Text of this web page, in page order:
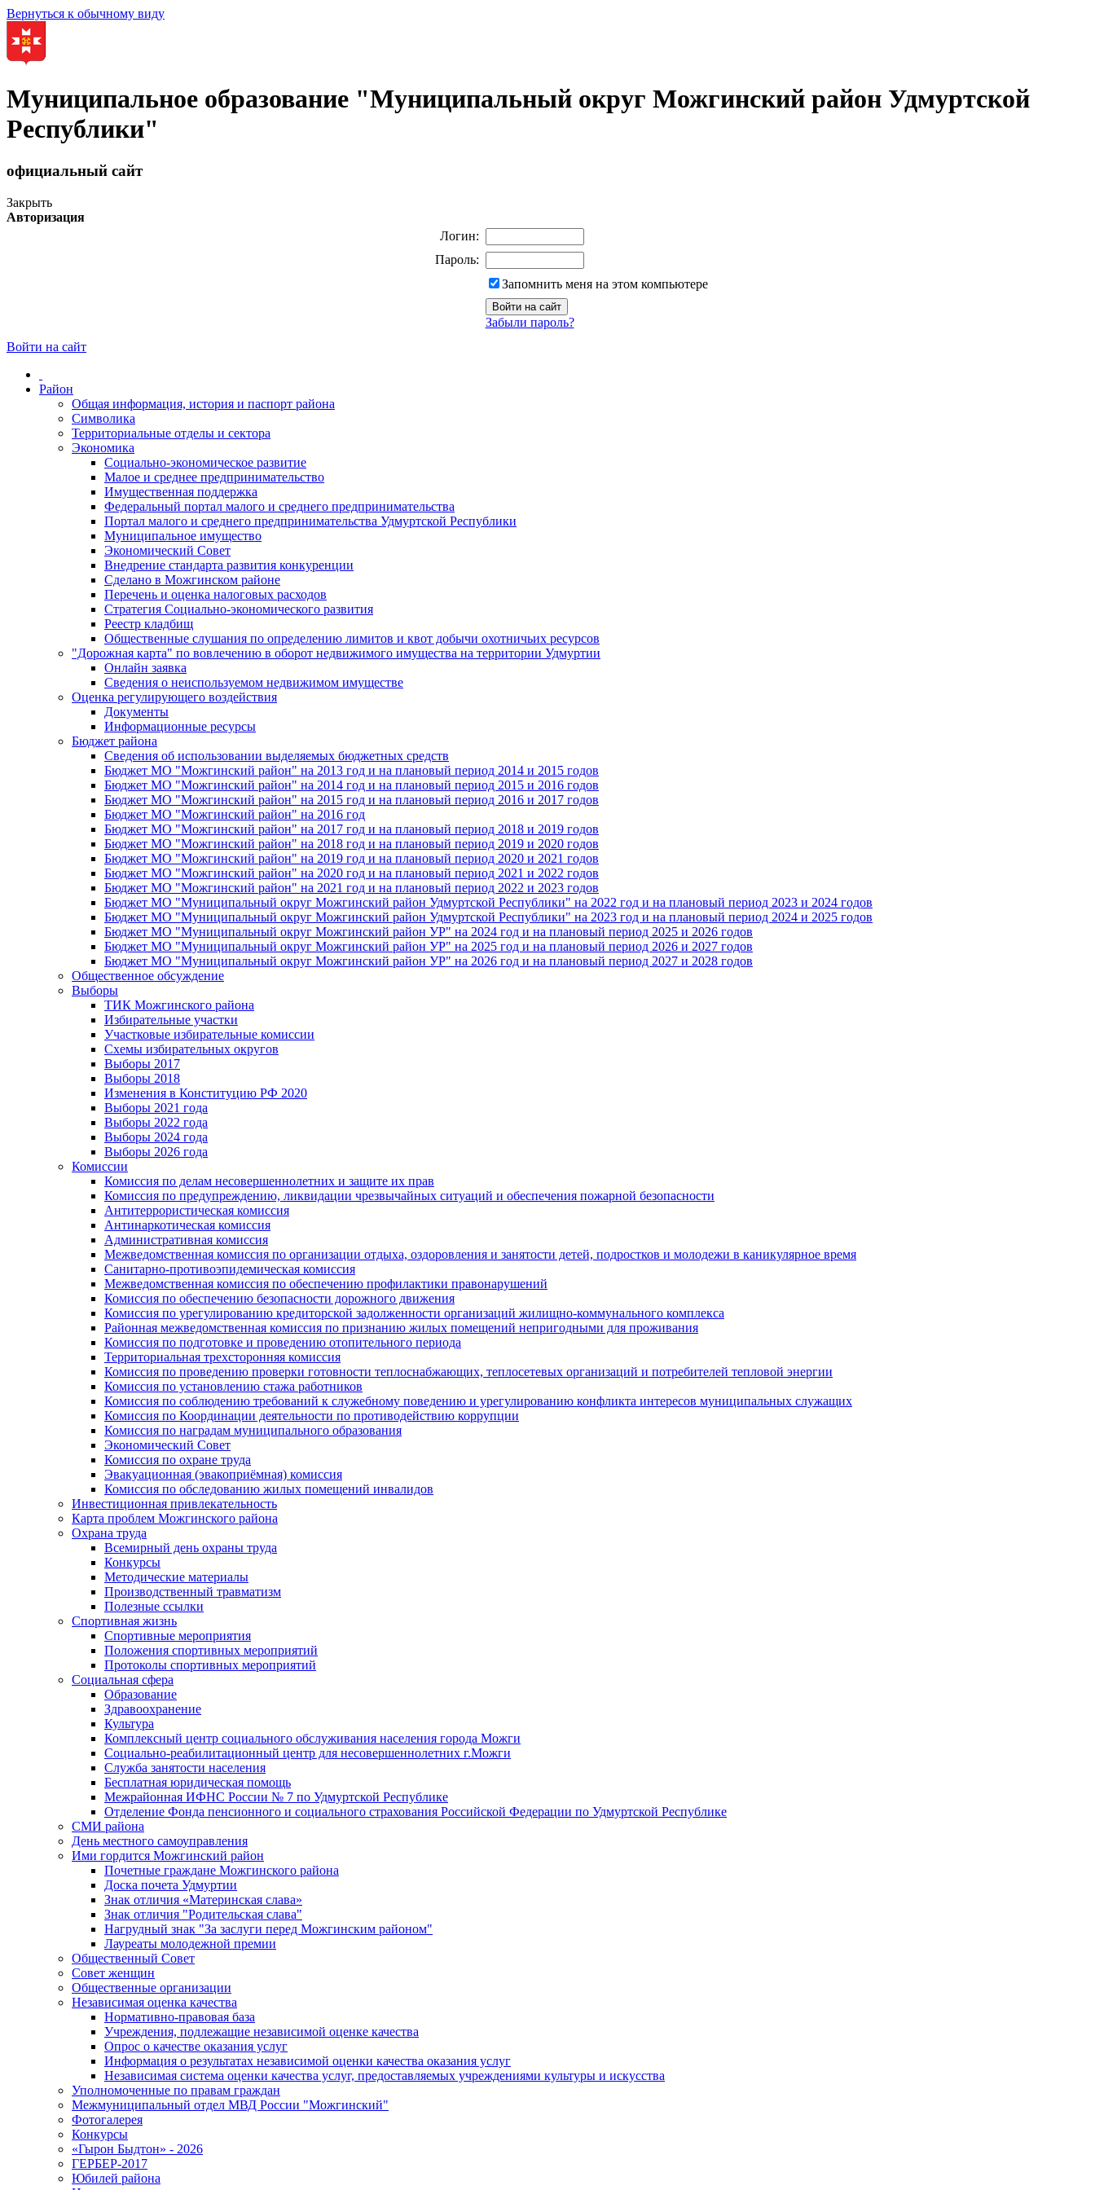
Вернуться к обычному виду
Муниципальное образование "Муниципальный округ Можгинский район Удмуртской
Республики"
официальный сайт
Закрыть
Авторизация
Логин:
Пароль:
Запомнить меня на этом компьютере
Забыли пароль?
Войти на сайт
Район
Общая информация, история и паспорт района
Символика
Территориальные отделы и сектора
Экономика
Социально-экономическое развитие
Малое и среднее предпринимательство
Имущественная поддержка
Федеральный портал малого и среднего предпринимательства
Портал малого и среднего предпринимательства Удмуртской Республики
Муниципальное имущество
Экономический Совет
Внедрение стандарта развития конкуренции
Сделано в Можгинском районе
Перечень и оценка налоговых расходов
Стратегия Социально-экономического развития
Реестр кладбищ
Общественные слушания по определению лимитов и квот добычи охотничьих ресурсов
"Дорожная карта" по вовлечению в оборот недвижимого имущества на территории Удмуртии
Онлайн заявка
Сведения о неиспользуемом недвижимом имуществе
Оценка регулирующего воздействия
Документы
Информационные ресурсы
Бюджет района
Сведения об использовании выделяемых бюджетных средств
Бюджет МО "Можгинский район" на 2013 год и на плановый период 2014 и 2015 годов
Бюджет МО "Можгинский район" на 2014 год и на плановый период 2015 и 2016 годов
Бюджет МО "Можгинский район" на 2015 год и на плановый период 2016 и 2017 годов
Бюджет МО "Можгинский район" на 2016 год
Бюджет МО "Можгинский район" на 2017 год и на плановый период 2018 и 2019 годов
Бюджет МО "Можгинский район" на 2018 год и на плановый период 2019 и 2020 годов
Бюджет МО "Можгинский район" на 2019 год и на плановый период 2020 и 2021 годов
Бюджет МО "Можгинский район" на 2020 год и на плановый период 2021 и 2022 годов
Бюджет МО "Можгинский район" на 2021 год и на плановый период 2022 и 2023 годов
Бюджет МО "Муниципальный округ Можгинский район Удмуртской Республики" на 2022 год и на плановый период 2023 и 2024 годов
Бюджет МО "Муниципальный округ Можгинский район Удмуртской Республики" на 2023 год и на плановый период 2024 и 2025 годов
Бюджет МО "Муниципальный округ Можгинский район УР" на 2024 год и на плановый период 2025 и 2026 годов
Бюджет МО "Муниципальный округ Можгинский район УР" на 2025 год и на плановый период 2026 и 2027 годов
Бюджет МО "Муниципальный округ Можгинский район УР" на 2026 год и на плановый период 2027 и 2028 годов
Общественное обсуждение
Выборы
ТИК Можгинского района
Избирательные участки
Участковые избирательные комиссии
Схемы избирательных округов
Выборы 2017
Выборы 2018
Изменения в Конституцию РФ 2020
Выборы 2021 года
Выборы 2022 года
Выборы 2024 года
Выборы 2026 года
Комиссии
Комиссия по делам несовершеннолетних и защите их прав
Комиссия по предупреждению, ликвидации чрезвычайных ситуаций и обеспечения пожарной безопасности
Антитеррористическая комиссия
Антинаркотическая комиссия
Административная комиссия
Межведомственная комиссия по организации отдыха, оздоровления и занятости детей, подростков и молодежи в каникулярное время
Санитарно-противоэпидемическая комиссия
Межведомственная комиссия по обеспечению профилактики правонарушений
Комиссия по обеспечению безопасности дорожного движения
Комиссия по урегулированию кредиторской задолженности организаций жилищно-коммунального комплекса
Районная межведомственная комиссия по признанию жилых помещений непригодными для проживания
Комиссия по подготовке и проведению отопительного периода
Территориальная трехсторонняя комиссия
Комиссия по проведению проверки готовности теплоснабжающих, теплосетевых организаций и потребителей тепловой энергии
Комиссия по установлению стажа работников
Комиссия по соблюдению требований к служебному поведению и урегулированию конфликта интересов муниципальных служащих
Комиссия по Координации деятельности по противодействию коррупции
Комиссия по наградам муниципального образования
Экономический Совет
Комиссия по охране труда
Эвакуационная (эвакоприёмная) комиссия
Комиссия по обследованию жилых помещений инвалидов
Инвестиционная привлекательность
Карта проблем Можгинского района
Охрана труда
Всемирный день охраны труда
Конкурсы
Методические материалы
Производственный травматизм
Полезные ссылки
Спортивная жизнь
Спортивные мероприятия
Положения спортивных мероприятий
Протоколы спортивных мероприятий
Социальная сфера
Образование
Здравоохранение
Культура
Комплексный центр социального обслуживания населения города Можги
Социально-реабилитационный центр для несовершеннолетних г.Можги
Служба занятости населения
Бесплатная юридическая помощь
Межрайонная ИФНС России № 7 по Удмуртской Республике
Отделение Фонда пенсионного и социального страхования Российской Федерации по Удмуртской Республике
СМИ района
День местного самоуправления
Ими гордится Можгинский район
Почетные граждане Можгинского района
Доска почета Удмуртии
Знак отличия «Материнская слава»
Знак отличия "Родительская слава"
Нагрудный знак "За заслуги перед Можгинским районом"
Лауреаты молодежной премии
Общественный Совет
Совет женщин
Общественные организации
Независимая оценка качества
Нормативно-правовая база
Учреждения, подлежащие независимой оценке качества
Опрос о качестве оказания услуг
Информация о результатах независимой оценки качества оказания услуг
Независимая система оценки качества услуг, предоставляемых учреждениями культуры и искусства
Уполномоченные по правам граждан
Межмуниципальный отдел МВД России "Можгинский"
Фотогалерея
Конкурсы
«Гырон Быдтон» - 2026
ГЕРБЕР-2017
Юбилей района